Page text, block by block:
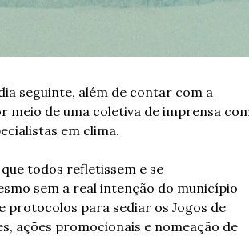
seguinte, além de contar com a
meio de uma coletiva de imprensa
em clima.
todos refletissem e se
sem a real intenção do município
protocolos para sediar os Jogos de
ações promocionais e nomeação de